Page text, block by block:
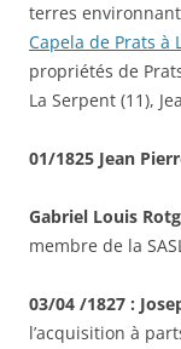
terres
Capela de Prats à
propriétés de
La Serpent (11),
01/1825 Jean
Gabriel Louis
membre de la
03/04 /1827 :
l’acquisition à